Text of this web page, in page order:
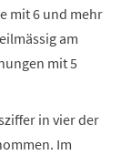
mit 6 und mehr
am
mit 5
in vier der
Im